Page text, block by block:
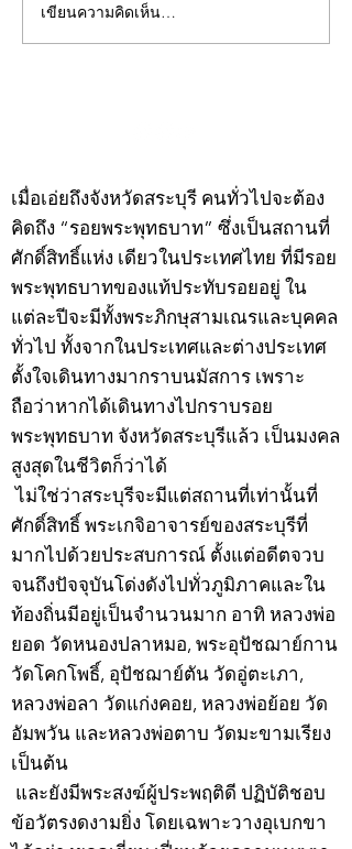
คอลัมน์"จับชีพจรวงการ
พระ"ประจำพุธที่ 29
เขียนความคิดเห็น…
เมื่อเอ่ยถึงจังหวัดสระบุรี คนทั่วไปจะต้อง
คิดถึง “รอยพระพุทธบาท” ซึ่งเป็นสถานที่
ศักดิ์สิทธิ์แห่ง เดียวในประเทศไทย ที่มีรอย
พระพุทธบาทของแท้ประทับรอยอยู่ ใน
แต่ละปีจะมีทั้งพระภิกษุสามเณรและบุคคล
ทั่วไป ทั้งจากในประเทศและต่างประเทศ
ตั้งใจเดินทางมากราบนมัสการ เพราะ
ถือว่าหากได้เดินทางไปกราบรอย
พระพุทธบาท จังหวัดสระบุรีแล้ว เป็นมงคล
สูงสุดในชีวิตก็ว่าได้
ไม่ใช่ว่าสระบุรีจะมีแต่สถานที่เท่านั้นที่
ศักดิ์สิทธิ์ พระเกจิอาจารย์ของสระบุรีที่
มากไปด้วยประสบการณ์ ตั้งแต่อดีตจวบ
จนถึงปัจจุบันโด่งดังไปทั่วภูมิภาคและใน
ท้องถิ่นมีอยู่เป็นจำนวนมาก อาทิ หลวงพ่อ
ยอด วัดหนองปลาหมอ, พระอุปัชฌาย์กาน
วัดโคกโพธิ์, อุปัชฌาย์ตัน วัดอู่ตะเภา,
หลวงพ่อลา วัดแก่งคอย, หลวงพ่อย้อย วัด
อัมพวัน และหลวงพ่อตาบ วัดมะขามเรียง
เป็นต้น
และยังมีพระสงฆ์ผู้ประพฤติดี ปฏิบัติชอบ
ข้อวัตรงดงามยิ่ง โดยเฉพาะวางอุเบกขา